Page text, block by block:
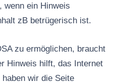
wenn ein Hinweis
zB betrügerisch ist.
zu ermöglichen, braucht
Hinweis hilft, das Internet
wir die Seite